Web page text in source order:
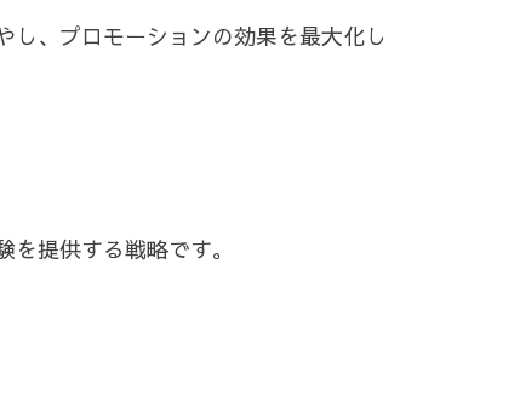
、プロモーションの効果を最大化し
提供する戦略です。